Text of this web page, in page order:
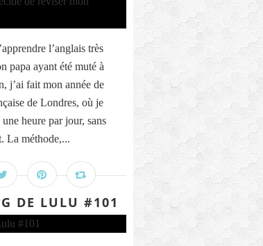
l’anglais très
papa ayant été muté à
j’ai fait mon année de
de Londres, où je
heure par jour, sans
La méthode,...
DE LULU #101